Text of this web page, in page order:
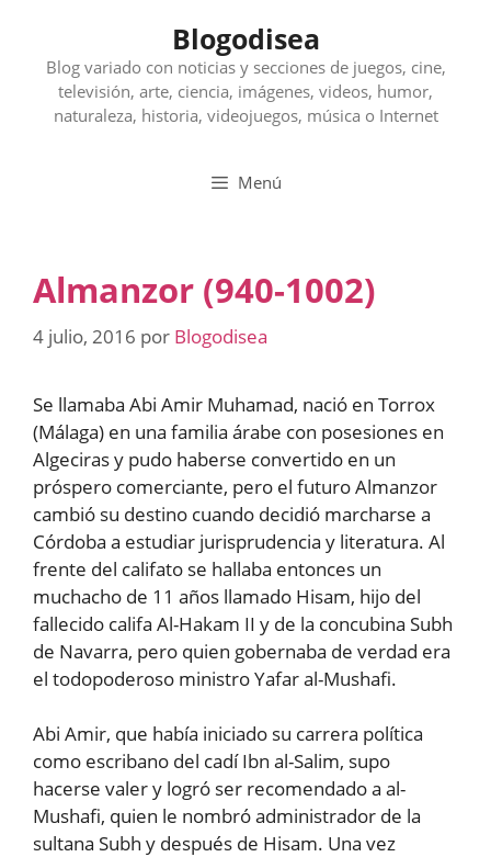
contenido
Blogodisea
Blog variado con noticias y secciones de juegos, cine,
televisión, arte, ciencia, imágenes, videos, humor,
naturaleza, historia, videojuegos, música o Internet
Menú
Almanzor (940-1002)
4 julio, 2016 por Blogodisea
Se llamaba Abi Amir Muhamad, nació en Torrox
(Málaga) en una familia árabe con posesiones en
Algeciras y pudo haberse convertido en un
próspero comerciante, pero el futuro Almanzor
cambió su destino cuando decidió marcharse a
Córdoba a estudiar jurisprudencia y literatura. Al
frente del califato se hallaba entonces un
muchacho de 11 años llamado Hisam, hijo del
fallecido califa Al-Hakam II y de la concubina Subh
de Navarra, pero quien gobernaba de verdad era
el todopoderoso ministro Yafar al-Mushafi.
Abi Amir, que había iniciado su carrera política
como escribano del cadí Ibn al-Salim, supo
hacerse valer y logró ser recomendado a al-
Mushafi, quien le nombró administrador de la
sultana Subh y después de Hisam. Una vez